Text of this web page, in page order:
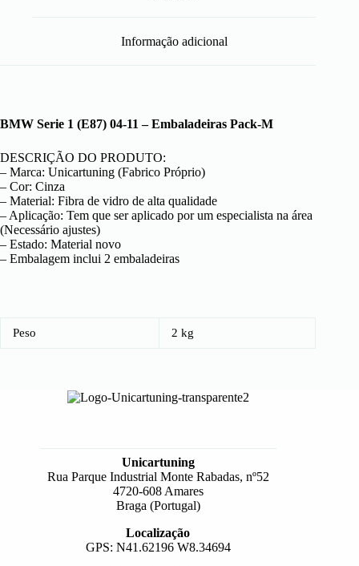
Informação adicional
BMW Serie 1 (E87) 04-11 – Embaladeiras Pack-M
DESCRIÇÃO DO PRODUTO:
– Marca: Unicartuning (Fabrico Próprio)
– Cor: Cinza
– Material: Fibra de vidro de alta qualidade
– Aplicação: Tem que ser aplicado por um especialista na área
(Necessário ajustes)
– Estado: Material novo
– Embalagem inclui 2 embaladeiras
Peso 2 kg
Unicartuning
Rua Parque Industrial Monte Rabadas, nº52
4720-608 Amares
Braga (Portugal)
Localização
GPS: N41.62196 W8.34694